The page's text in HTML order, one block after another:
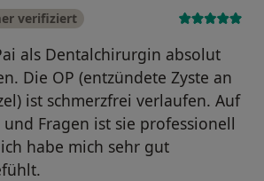
verifiziert
als Dentalchirurgin absolut
Die OP (entzündete Zyste an
ist schmerzfrei verlaufen. Auf
Fragen ist sie professionell
habe mich sehr gut